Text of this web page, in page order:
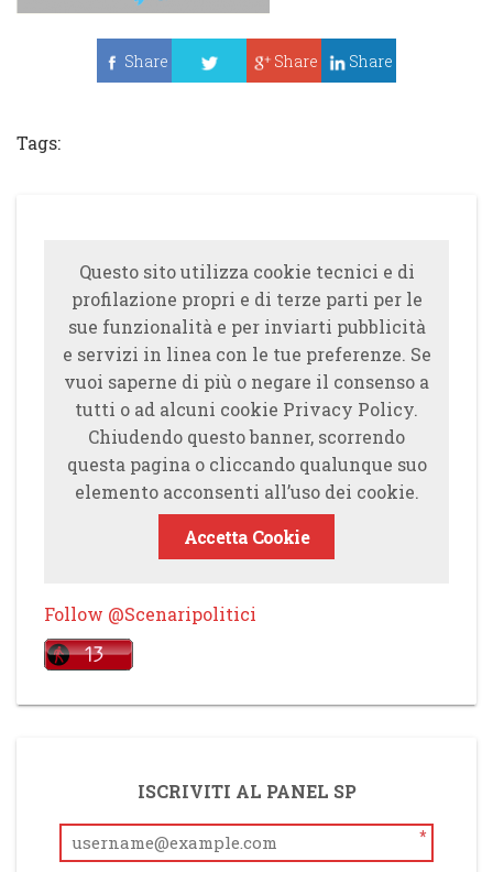
Share
Share Share
Tags:
Questo sito utilizza cookie tecnici e di
profilazione propri e di terze parti per le
sue funzionalità e per inviarti pubblicità
e servizi in linea con le tue preferenze. Se
vuoi saperne di più o negare il consenso a
tutti o ad alcuni cookie Privacy Policy.
Chiudendo questo banner, scorrendo
questa pagina o cliccando qualunque suo
elemento acconsenti all’uso dei cookie.
Accetta Cookie
Follow @Scenaripolitici
ISCRIVITI AL PANEL SP
*